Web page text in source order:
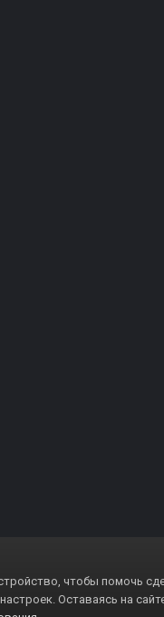
чтобы помочь
Оставаясь на